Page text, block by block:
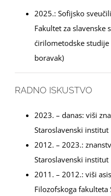
2025.: Sofijsko
Fakultet za slavenske
ćirilometodske studije
boravak)
RADNO ISKUSTVO
2023. – danas: viši
Staroslavenski institut
2012. – 2023.:
Staroslavenski institut
2011. – 2012.: viši
Filozofskoga fakulteta